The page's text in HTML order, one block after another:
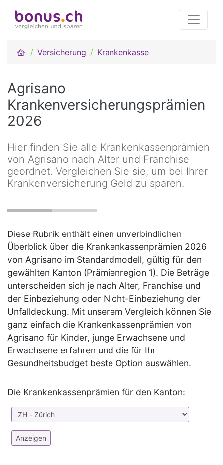
Versicherung Krankenkasse
Agrisano
Krankenversicherungsprämien
2026
Hier finden Sie alle Krankenkassenprämien
von Agrisano nach Alter und Franchise
geordnet. Vergleichen Sie sie, um bei Ihrer
Krankenversicherung Geld zu sparen.
Diese Rubrik enthält einen unverbindlichen
Überblick über die Krankenkassenprämien 2026
von Agrisano im Standardmodell, gültig für den
gewählten Kanton (Prämienregion 1). Die Beträge
unterscheiden sich je nach Alter, Franchise und
der Einbeziehung oder Nicht-Einbeziehung der
Unfalldeckung. Mit unserem Vergleich können Sie
ganz einfach die Krankenkassenprämien von
Agrisano für Kinder, junge Erwachsene und
Erwachsene erfahren und die für Ihr
Gesundheitsbudget beste Option auswählen.
Die Krankenkassenprämien für den Kanton: